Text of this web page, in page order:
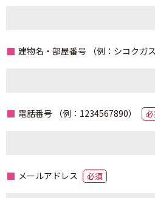
建物名・部屋番号 （例：シコクガ
電話番号 （例：1234567890）
メールアドレス 必須